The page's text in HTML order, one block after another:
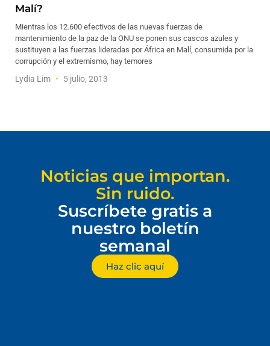
Malí?
Mientras los 12.600 efectivos de las nuevas fuerzas de
mantenimiento de la paz de la ONU se ponen sus cascos azules y
sustituyen a las fuerzas lideradas por África en Malí, consumida por la
corrupción y el extremismo, hay temores
Lydia Lim 5 julio, 2013
Noticias que importan.
Sin ruido.
Suscríbete gratis a
nuestro boletín
semanal
Haz clic aquí